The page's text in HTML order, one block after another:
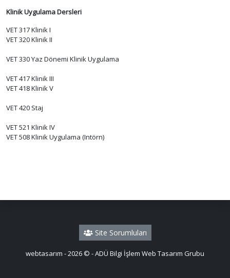
Klinik Uygulama Dersleri
VET 317 Klinik I
VET 320 Klinik II
VET 330 Yaz Dönemi Klinik Uygulama
VET 417 Klinik III
VET 418 Klinik V
VET 420 Staj
VET 521 Klinik IV
VET 508 Klinik Uygulama (Intörn)
Site Sorumluları
webtasarım - 2026 © - ADÜ Bilgi İşlem Web Tasarım Grubu